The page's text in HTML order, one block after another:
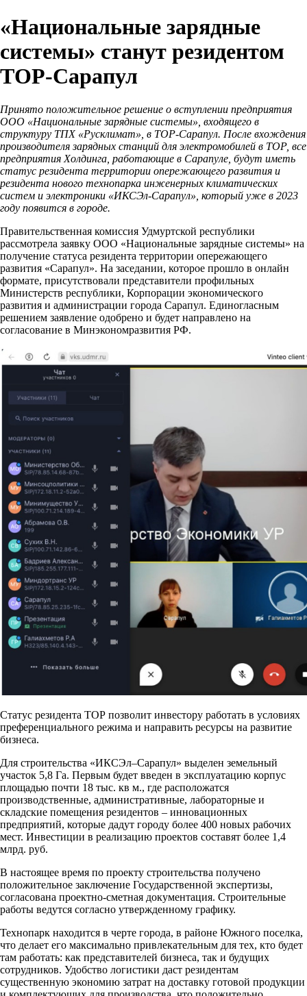
«Национальные зарядные
системы» станут резидентом
ТОР-Сарапул
Принято положительное решение о вступлении предприятия
ООО «Национальные зарядные системы», входящего в
структуру ТПХ «Русклимат», в ТОР-Сарапул. После вхождения
производителя зарядных станций для электромобилей в ТОР, все
предприятия Холдинга, работающие в Сарапуле, будут иметь
статус резидента территории опережающего развития и
резидента нового технопарка инженерных климатических
систем и электроники «ИКСЭл-Сарапул», который уже в 2023
году появится в городе.
Правительственная комиссия Удмуртской республики
рассмотрела заявку ООО «Национальные зарядные системы» на
получение статуса резидента территории опережающего
развития «Сарапул». На заседании, которое прошло в онлайн
формате, присутствовали представители профильных
Министерств республики, Корпорации экономического
развития и администрации города Сарапул. Единогласным
решением заявление одобрено и будет направлено на
согласование в Минэкономразвития РФ.
Статус резидента ТОР позволит инвестору работать в условиях
преференциального режима и направить ресурсы на развитие
бизнеса.
Для строительства «ИКСЭл–Сарапул» выделен земельный
участок 5,8 Га. Первым будет введен в эксплуатацию корпус
площадью почти 18 тыс. кв м., где расположатся
производственные, административные, лабораторные и
складские помещения резидентов – инновационных
предприятий, которые дадут городу более 400 новых рабочих
мест. Инвестиции в реализацию проектов составят более 1,4
млрд. руб.
В настоящее время по проекту строительства получено
положительное заключение Государственной экспертизы,
согласована проектно-сметная документация. Строительные
работы ведутся согласно утвержденному графику.
Технопарк находится в черте города, в районе Южного поселка,
что делает его максимально привлекательным для тех, кто будет
там работать: как представителей бизнеса, так и будущих
сотрудников. Удобство логистики даст резидентам
существенную экономию затрат на доставку готовой продукции